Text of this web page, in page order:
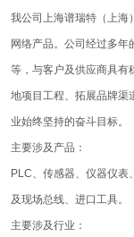
我公司上海谱瑞特（上海
网络产品。公司经过多
等，与客户及供应商具有
地项目工程、拓展品牌渠
业始终坚持的奋斗目标。
主要涉及产品：
PLC、传感器、仪器仪
及现场总线、进口工具。
主要涉及行业：